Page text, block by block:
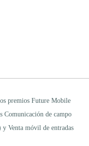
premios Future Mobile
Comunicación de campo
Venta móvil de entradas